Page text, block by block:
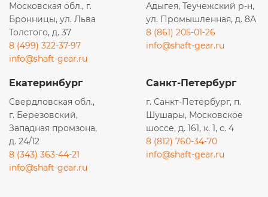
Московская обл., г.
Бронницы, ул. Льва
Толстого, д. 37
8 (499) 322-37-97
info@shaft-gear.ru
Адыгея, Теучежский р-н,
ул. Промышленная, д. 8А
8 (861) 205-01-26
info@shaft-gear.ru
Екатеринбург
Свердловская обл.,
г. Березовский,
Западная промзона,
д. 24/12
8 (343) 363-44-21
info@shaft-gear.ru
Санкт-Петербург
г. Санкт-Петербург, п.
Шушары, Московское
шоссе, д. 161, к. 1, с. 4
8 (812) 760-34-70
info@shaft-gear.ru